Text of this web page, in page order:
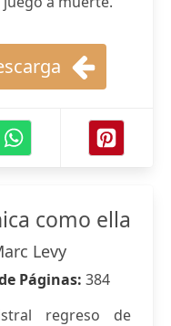
como ella
Levy
Páginas: 384
regreso de